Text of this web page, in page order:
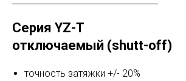
Серия YZ-T
отключаемый (shutt-off)
точность затяжки +/- 20%